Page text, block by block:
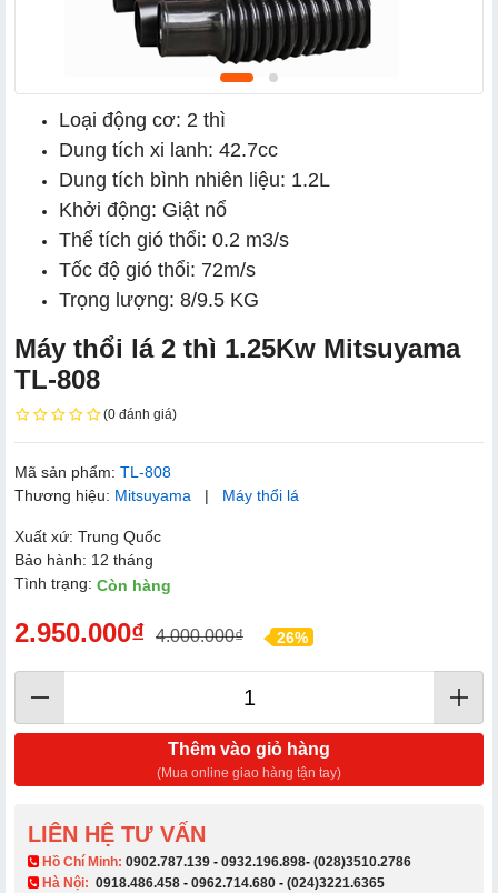
Loại động cơ: 2 thì
Dung tích xi lanh: 42.7cc
Dung tích bình nhiên liệu: 1.2L
Khởi động: Giật nổ
Thể tích gió thổi: 0.2 m3/s
Tốc độ gió thổi: 72m/s
Trọng lượng: 8/9.5 KG
Máy thổi lá 2 thì 1.25Kw Mitsuyama
TL-808
(0 đánh giá)
Mã sản phẩm: TL-808
Thương hiệu: Mitsuyama | Máy thổi lá
Xuất xứ: Trung Quốc
Bảo hành: 12 tháng
Tình trạng: Còn hàng
2.950.000₫ 4.000.000₫ 26%
Thêm vào giỏ hàng
(Mua online giao hàng tận tay)
LIÊN HỆ TƯ VẤN
​ Hồ Chí Minh: 0902.787.139 - 0932.196.898- (028)3510.2786
Hà Nội: 0918.486.458 - 0962.714.680 - (024)3221.6365